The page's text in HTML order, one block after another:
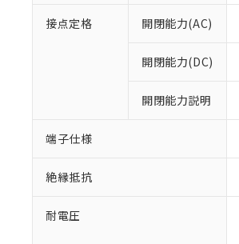
接点定格 開閉能力(AC)
開閉能力(DC)
開閉能力説明
端子仕様
絶縁抵抗
耐電圧